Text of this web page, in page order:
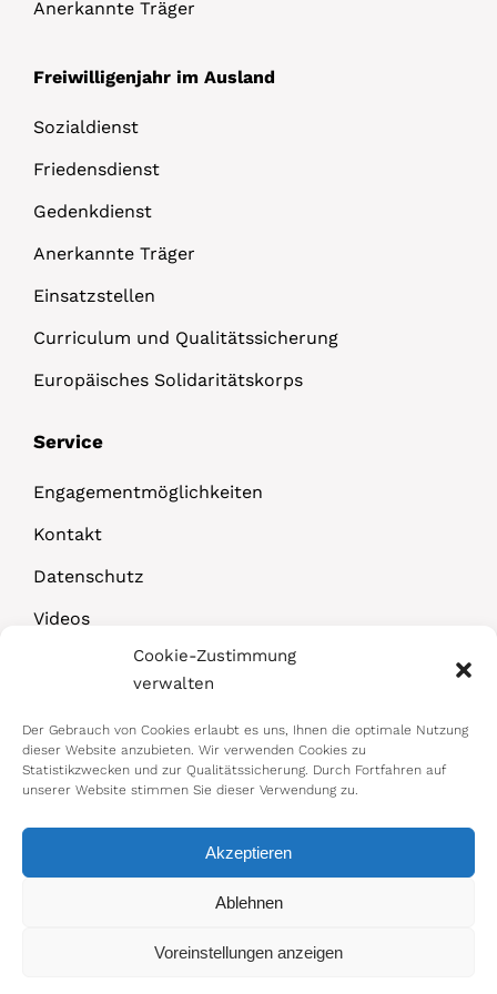
Cookie-Zustimmung
verwalten
Der Gebrauch von Cookies erlaubt es uns, Ihnen die optimale Nutzung
dieser Website anzubieten. Wir verwenden Cookies zu
Statistikzwecken und zur Qualitätssicherung. Durch Fortfahren auf
unserer Website stimmen Sie dieser Verwendung zu.
Akzeptieren
Ablehnen
Voreinstellungen anzeigen
Anerkannte Träger
Freiwilligenjahr im Ausland
Sozialdienst
Friedensdienst
Gedenkdienst
Anerkannte Träger
Einsatzstellen
Curriculum und Qualitätssicherung
Europäisches Solidaritätskorps
Service
Engagementmöglichkeiten
Kontakt
Datenschutz
Videos
© 2026 Bundesministerium für Arbeit,
Konsumentenschutz